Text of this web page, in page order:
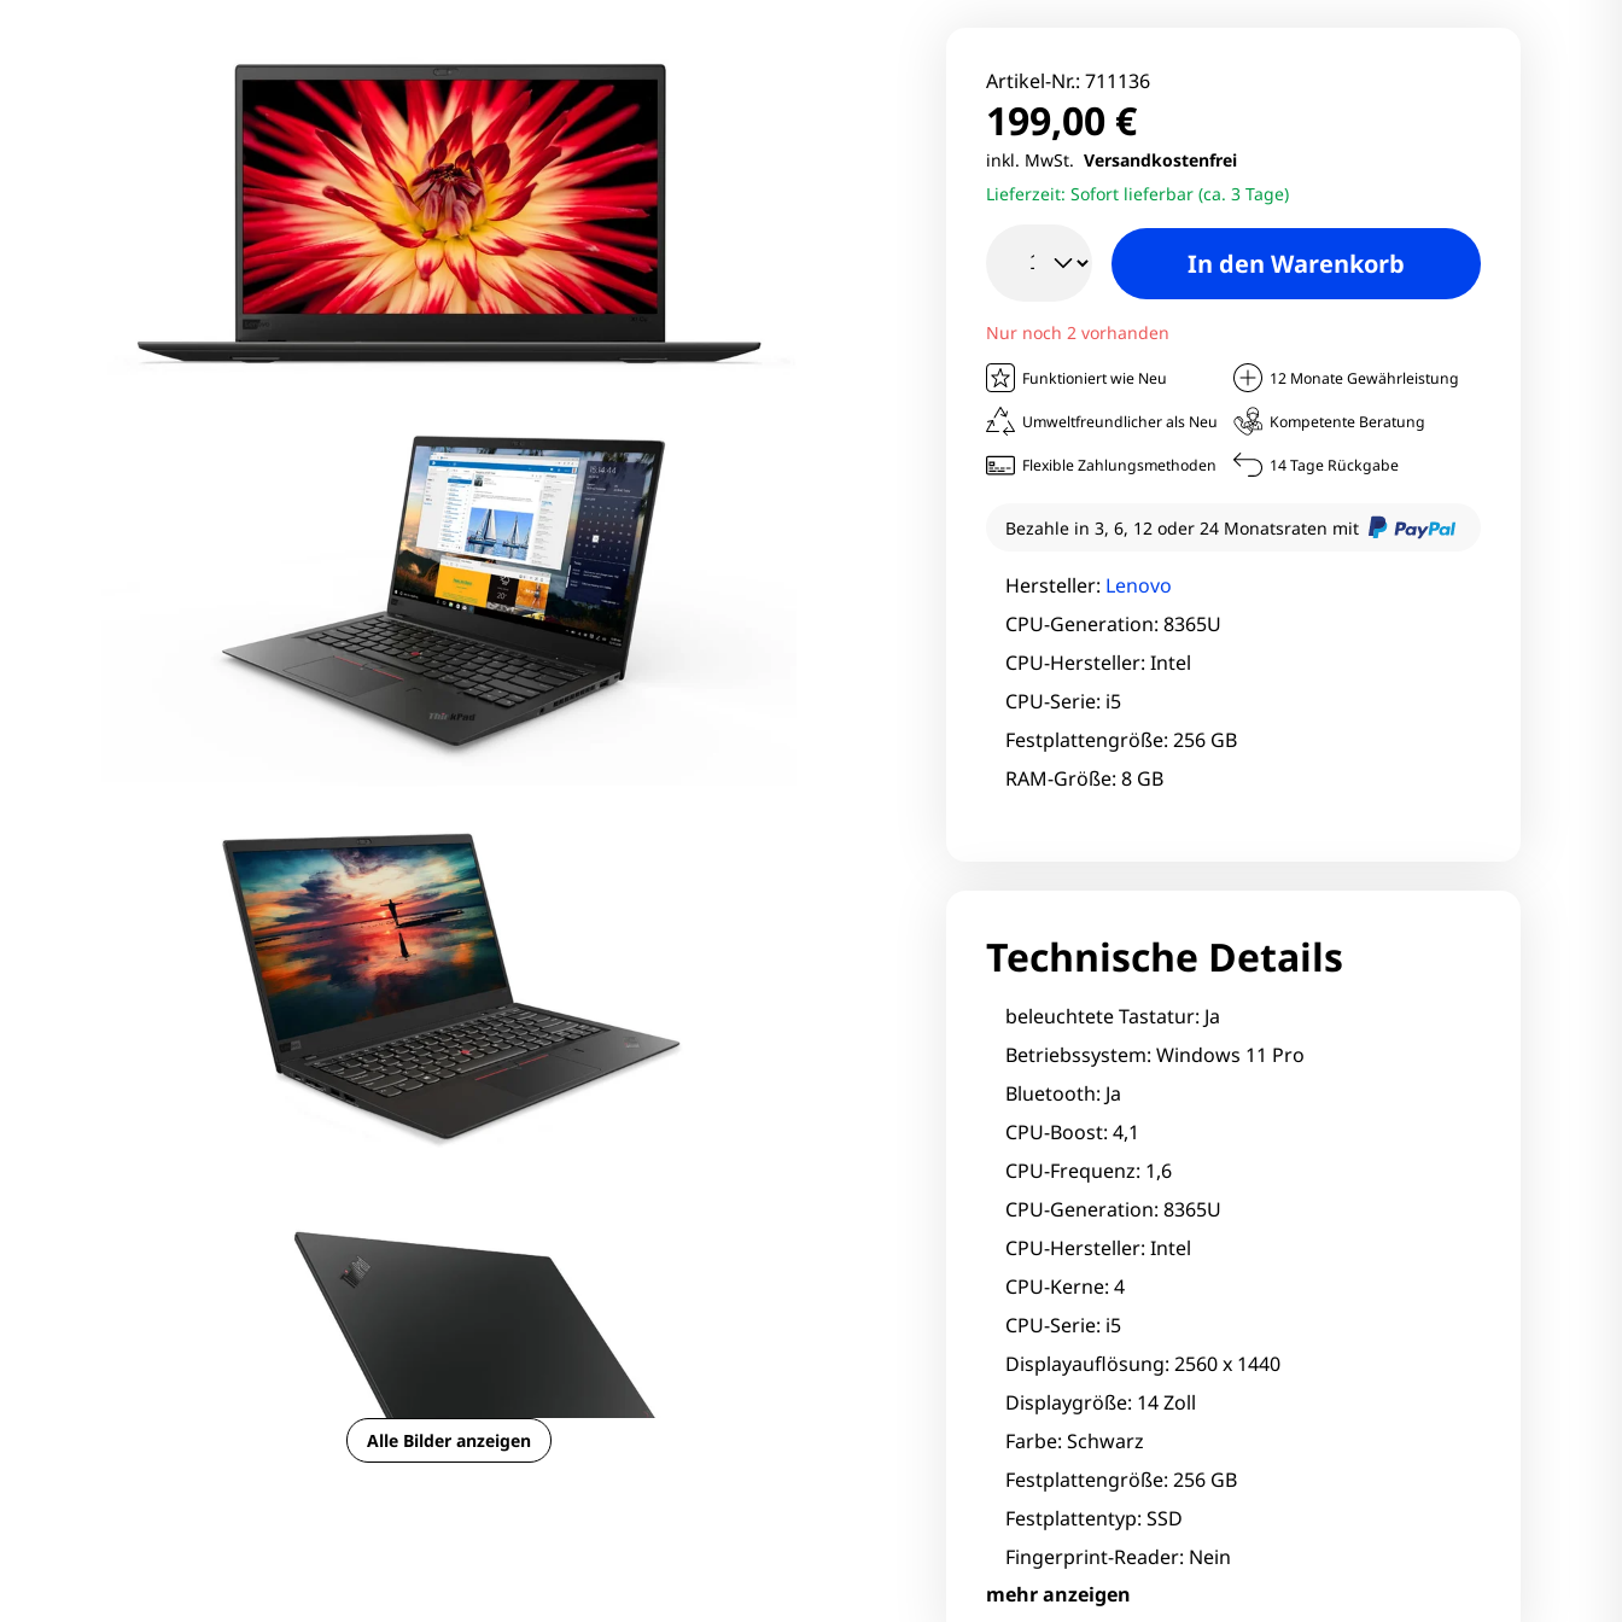
& 2-in-1 Laptops
Dell PCs
Fujitsu PCs
HP PCs
Lenovo PCs
Xiaomi Smartphones Viewsonic Monitore
27 Zoll Monitore
Samsung Monitore
Alle Bilder anzeigen
Artikel-Nr.: 711136
199,00 €
inkl. MwSt. Versandkostenfrei
Lieferzeit: Sofort lieferbar (ca. 3 Tage)
In den Warenkorb
Nur noch 2 vorhanden
Funktioniert wie Neu 12 Monate Gewährleistung
Umweltfreundlicher als Neu Kompetente Beratung
Flexible Zahlungsmethoden 14 Tage Rückgabe
Bezahle in 3, 6, 12 oder 24 Monatsraten mit
Hersteller: Lenovo
CPU-Generation: 8365U
CPU-Hersteller: Intel
CPU-Serie: i5
Festplattengröße: 256 GB
RAM-Größe: 8 GB
Technische Details
beleuchtete Tastatur: Ja
Betriebssystem: Windows 11 Pro
Bluetooth: Ja
CPU-Boost: 4,1
CPU-Frequenz: 1,6
CPU-Generation: 8365U
CPU-Hersteller: Intel
CPU-Kerne: 4
CPU-Serie: i5
Displayauflösung: 2560 x 1440
Displaygröße: 14 Zoll
Farbe: Schwarz
Festplattengröße: 256 GB
Festplattentyp: SSD
Fingerprint-Reader: Nein
mehr anzeigen
Grafikhersteller: Intel Corporation